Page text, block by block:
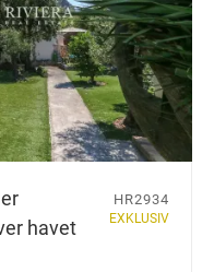
havet
HR2934
EXKLUSIV